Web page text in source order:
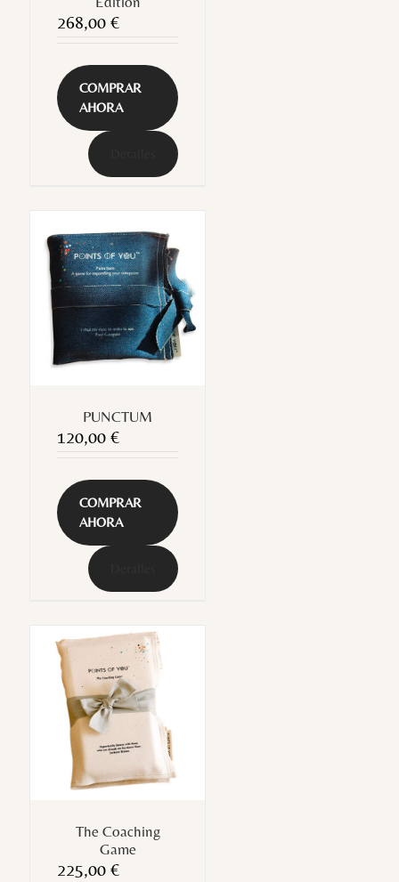
268,00 €
COMPRAR
AHORA
PUNCTUM
120,00 €
COMPRAR
AHORA
The Coaching
Game
225,00 €